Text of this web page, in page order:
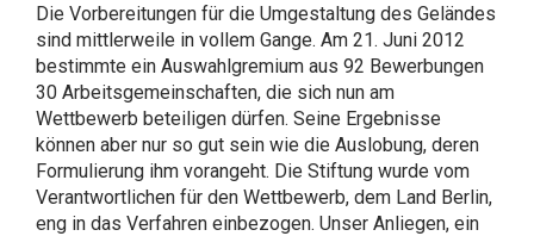
Die Vorbereitungen für die Umgestaltung des Geländes
sind mittlerweile in vollem Gange. Am 21. Juni 2012
bestimmte ein Auswahlgremium aus 92 Bewerbungen
30 Arbeitsgemeinschaften, die sich nun am
Wettbewerb beteiligen dürfen. Seine Ergebnisse
können aber nur so gut sein wie die Auslobung, deren
Formulierung ihm vorangeht. Die Stiftung wurde vom
Verantwortlichen für den Wettbewerb, dem Land Berlin,
eng in das Verfahren einbezogen. Unser Anliegen, ein